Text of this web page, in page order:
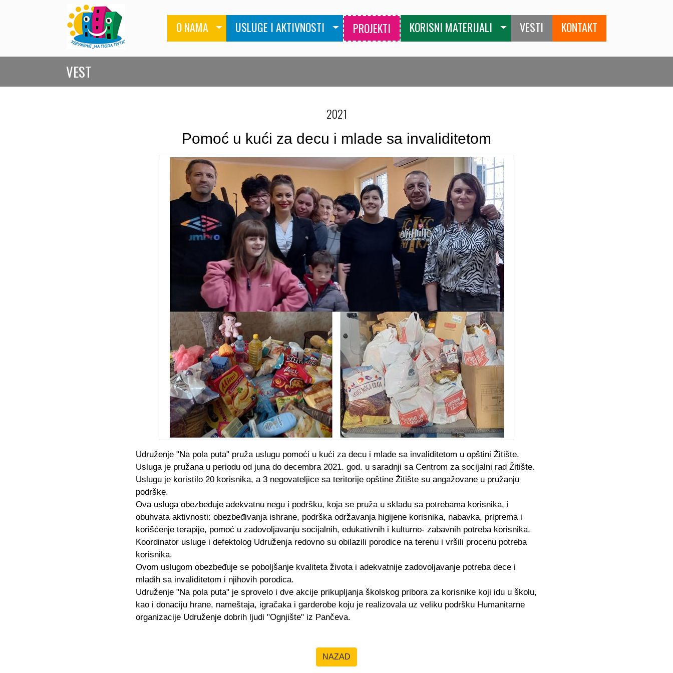
O NAMA USLUGE I AKTIVNOSTI PROJEKTI KORISNI MATERIJALI VESTI KONTAKT
VEST
2021
Pomoć u kući za decu i mlade sa invaliditetom
Udruženje "Na pola puta" pruža uslugu pomoći u kući za decu i mlade sa invaliditetom u opštini Žitište.
Usluga je pružana u periodu od juna do decembra 2021. god. u saradnji sa Centrom za socijalni rad Žitište.
Uslugu je koristilo 20 korisnika, a 3 negovateljice sa teritorije opštine Žitište su angažovane u pružanju
podrške.
Ova usluga obezbeđuje adekvatnu negu i podršku, koja se pruža u skladu sa potrebama korisnika, i
obuhvata aktivnosti: obezbeđivanja ishrane, podrška održavanja higijene korisnika, nabavka, priprema i
korišćenje terapije, pomoć u zadovoljavanju socijalnih, edukativnih i kulturno- zabavnih potreba korisnika.
Koordinator usluge i defektolog Udruženja redovno su obilazili porodice na terenu i vršili procenu potreba
korisnika.
Ovom uslugom obezbeđuje se poboljšanje kvaliteta života i adekvatnije zadovoljavanje potreba dece i
mladih sa invaliditetom i njihovih porodica.
Udruženje "Na pola puta" je sprovelo i dve akcije prikupljanja školskog pribora za korisnike koji idu u školu,
kao i donaciju hrane, nameštaja, igračaka i garderobe koju je realizovala uz veliku podršku Humanitarne
organizacije Udruženje dobrih ljudi "Ognjište" iz Pančeva.
NAZAD